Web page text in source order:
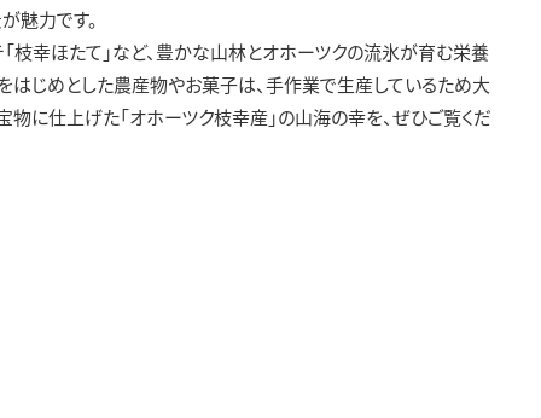
魅力です。
枝幸ほたて」など、豊かな山林とオホーツクの流氷が育む栄養
はじめとした農産物やお菓子は、手作業で生産しているため大
に仕上げた「オホーツク枝幸産」の山海の幸を、ぜひご覧くだ